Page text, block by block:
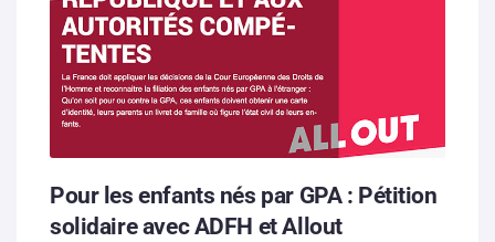
Pour les enfants nés par GPA : Pétition
solidaire avec ADFH et Allout